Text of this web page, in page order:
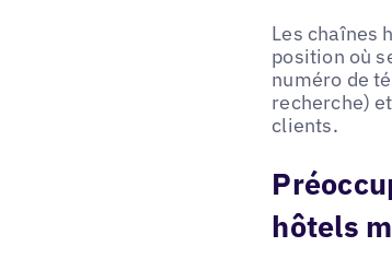
Les chaînes
position où
numéro de
recherche)
clients.
hôtels